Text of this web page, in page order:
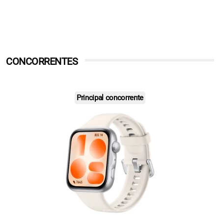
CONCORRENTES
Principal concorrente